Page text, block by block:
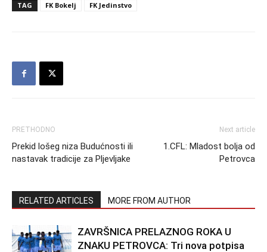
TAG FK Bokelj FK Jedinstvo
PRETHODNO
Prekid lošeg niza Budućnosti ili
nastavak tradicije za Pljevljake
Next article
1.CFL: Mladost bolja od
Petrovca
RELATED ARTICLES MORE FROM AUTHOR
ZAVRŠNICA PRELAZNOG ROKA U
ZNAKU PETROVCA: Tri nova potpisa